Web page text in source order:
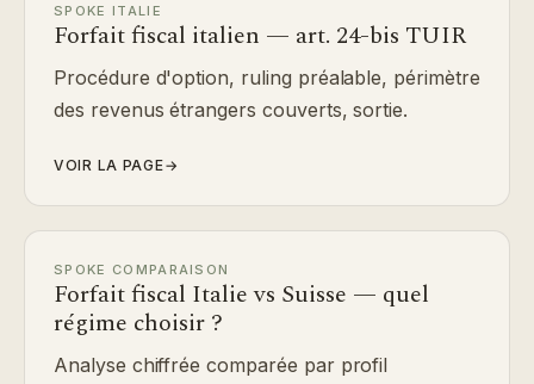
SPOKE ITALIE
Forfait fiscal italien — art. 24-bis TUIR
Procédure d'option, ruling préalable, périmètre
des revenus étrangers couverts, sortie.
VOIR LA PAGE→
SPOKE COMPARAISON
Forfait fiscal Italie vs Suisse — quel
régime choisir ?
Analyse chiffrée comparée par profil